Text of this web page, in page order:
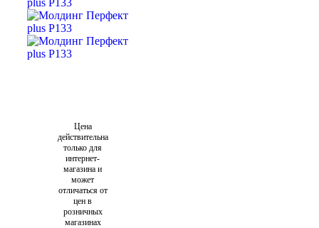
Цена
действительна
только для
интернет-
магазина и
может
отличаться от
цен в
розничных
магазинах